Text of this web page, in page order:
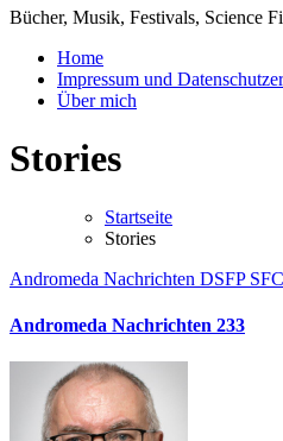
Bücher, Musik, Festivals, Science
Home
Impressum und
Über mich
Stories
Startseite
Stories
Andromeda Nachrichten DSFP
Andromeda Nachrichten 233